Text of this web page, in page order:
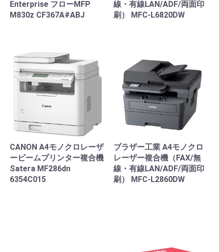
Enterprise フローMFP
M830z CF367A#ABJ
線・有線LAN/ADF/両面印
刷） MFC-L6820DW
CANON A4モノクロレーザ
ービームプリンター複合機
Satera MF286dn
6354C015
ブラザー工業 A4モノクロ
レーザー複合機（FAX/無
線・有線LAN/ADF/両面印
刷） MFC-L2860DW